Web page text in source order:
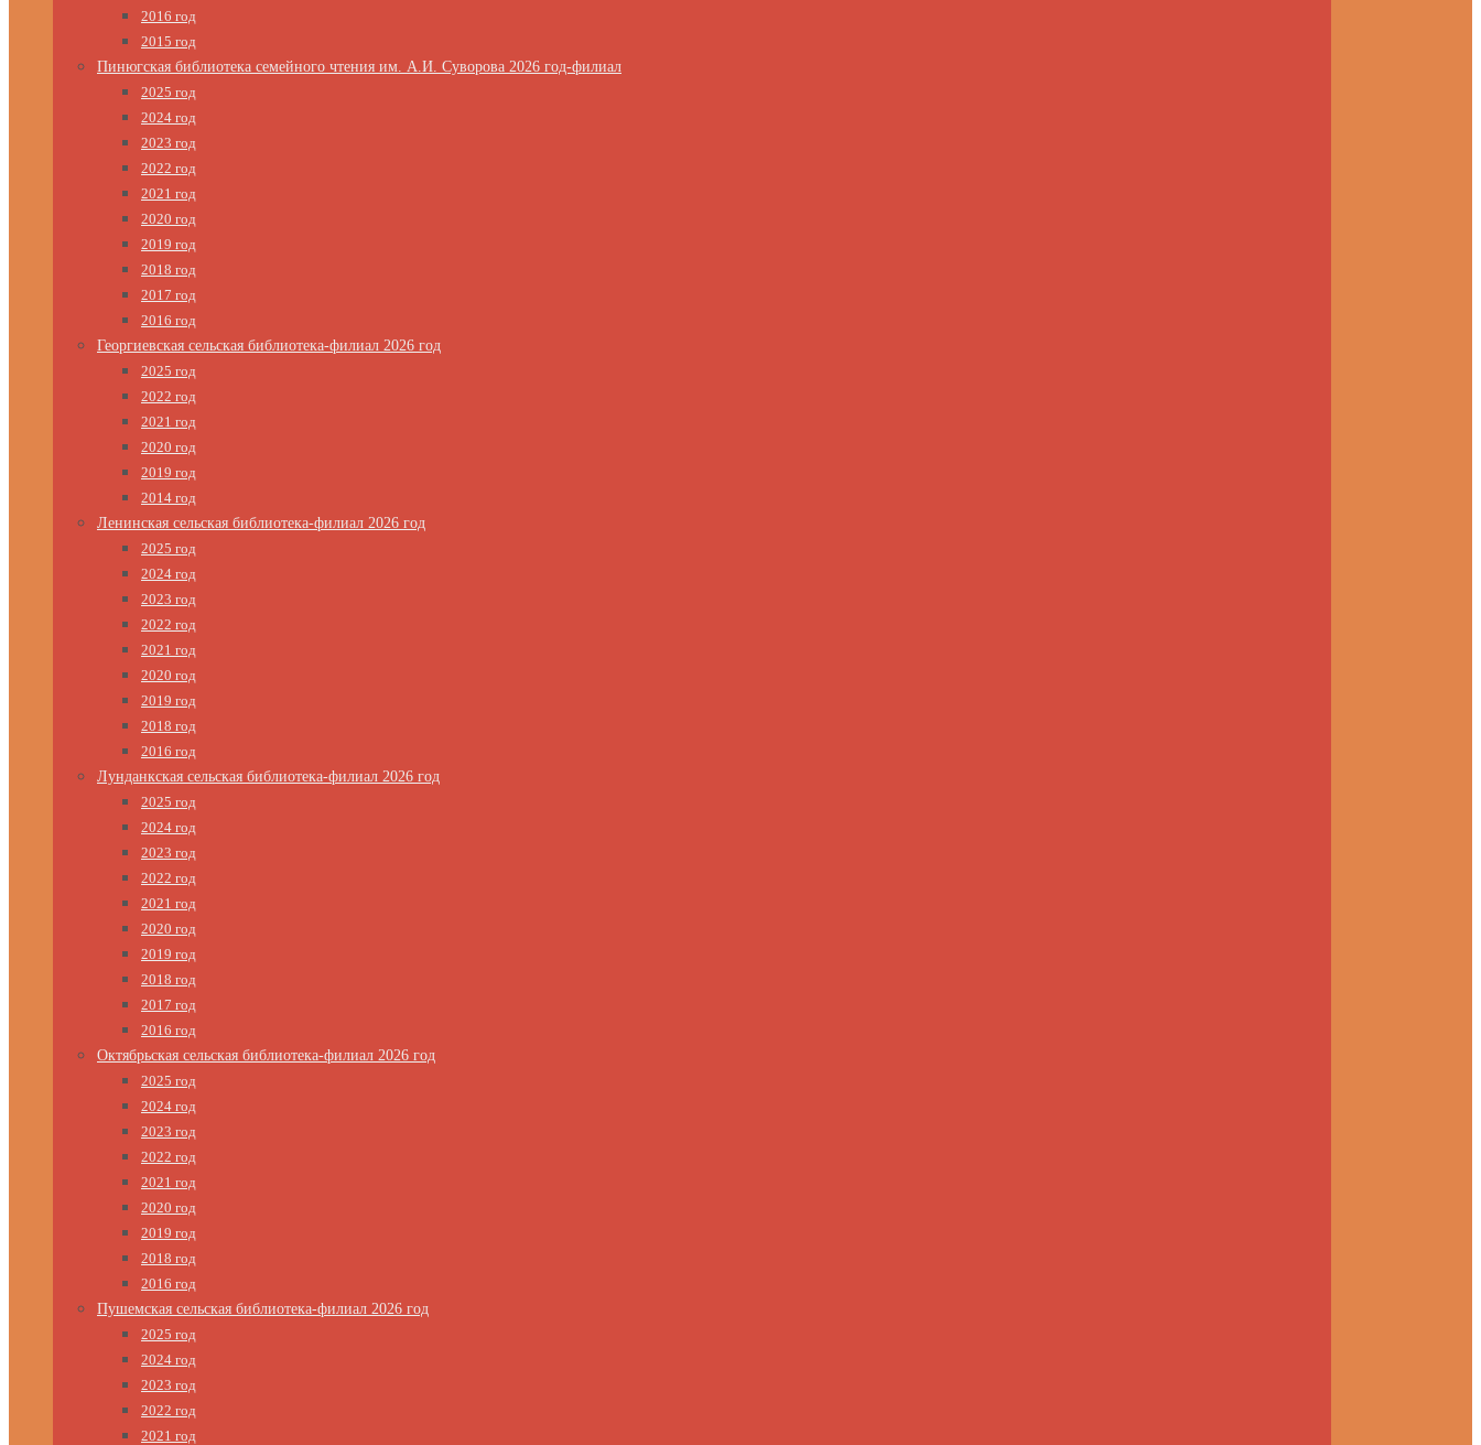
2016 год
2015 год
Пинюгская библиотека семейного чтения им. А.И. Суворова 2026 год-филиал
2025 год
2024 год
2023 год
2022 год
2021 год
2020 год
2019 год
2018 год
2017 год
2016 год
Георгиевская сельская библиотека-филиал 2026 год
2025 год
2022 год
2021 год
2020 год
2019 год
2014 год
Ленинская сельская библиотека-филиал 2026 год
2025 год
2024 год
2023 год
2022 год
2021 год
2020 год
2019 год
2018 год
2016 год
Лунданкская сельская библиотека-филиал 2026 год
2025 год
2024 год
2023 год
2022 год
2021 год
2020 год
2019 год
2018 год
2017 год
2016 год
Октябрьская сельская библиотека-филиал 2026 год
2025 год
2024 год
2023 год
2022 год
2021 год
2020 год
2019 год
2018 год
2016 год
Пушемская сельская библиотека-филиал 2026 год
2025 год
2024 год
2023 год
2022 год
2021 год